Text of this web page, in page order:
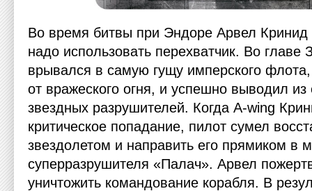
Во время битвы при Эндоре Арвел Кринид
надо использовать перехватчик. Во главе
врывался в самую гущу имперского
от вражеского огня, и успешно выводил
звездных разрушителей. Когда А-wing
критическое попадание, пилот сумел
звездолетом и направить его прямиком в
суперразрушителя «Палач». Арвел
уничтожить командование корабля. В